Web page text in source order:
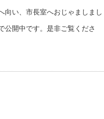
向い、市長室へおじゃましまし
公開中です。是非ご覧くださ